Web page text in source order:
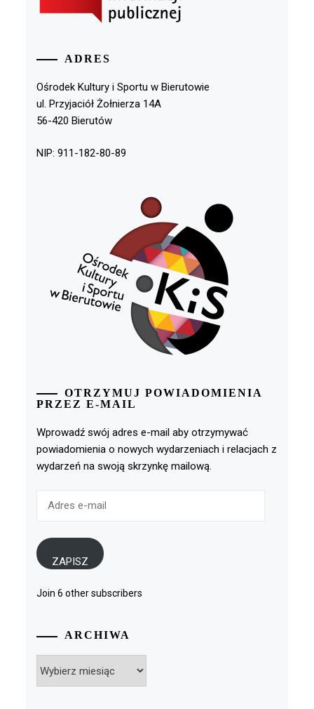
ADRES
Ośrodek Kultury i Sportu w Bierutowie
ul. Przyjaciół Żołnierza 14A
56-420 Bierutów
NIP: 911-182-80-89
OTRZYMUJ POWIADOMIENIA
PRZEZ E-MAIL
Wprowadź swój adres e-mail aby otrzymywać
powiadomienia o nowych wydarzeniach i relacjach z
wydarzeń na swoją skrzynkę mailową.
ZAPISZ
Join 6 other subscribers
ARCHIWA